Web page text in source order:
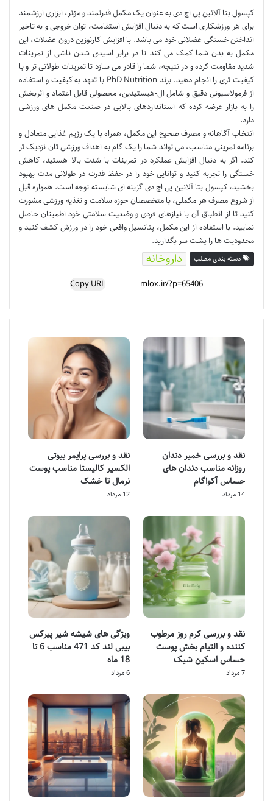
کپسول بتا آلانین پی اچ دی به عنوان یک مکمل قدرتمند و مؤثر، ابزاری ارزشمند
برای هر ورزشکاری است که به دنبال افزایش استقامت، توان خروجی و به تاخیر
انداختن خستگی عضلانی خود می باشد. با افزایش کارنوزین درون عضلات، این
مکمل به بدن شما کمک می کند تا در برابر اسیدی شدن ناشی از تمرینات
شدید مقاومت کرده و در نتیجه، شما را قادر می سازد تا تمرینات طولانی تر و با
کیفیت تری را انجام دهید. برند PhD Nutrition با تعهد به کیفیت و استفاده
از فرمولاسیونی دقیق و شامل ال-هیستیدین، محصولی قابل اعتماد و اثربخش
را به بازار عرضه کرده که استانداردهای بالایی در صنعت مکمل های ورزشی
دارد.
انتخاب آگاهانه و مصرف صحیح این مکمل، همراه با یک رژیم غذایی متعادل و
برنامه تمرینی مناسب، می تواند شما را یک گام به اهداف ورزشی تان نزدیک تر
کند. اگر به دنبال افزایش عملکرد در تمرینات با شدت بالا هستید، کاهش
خستگی را تجربه کنید و توانایی خود را در حفظ قدرت در طولانی مدت بهبود
بخشید، کپسول بتا آلانین پی اچ دی گزینه ای شایسته توجه است. همواره قبل
از شروع مصرف هر مکملی، با متخصصان حوزه سلامت و تغذیه ورزشی مشورت
کنید تا از انطباق آن با نیازهای فردی و وضعیت سلامتی خود اطمینان حاصل
نمایید. با استفاده از این مکمل، پتانسیل واقعی خود را در ورزش کشف کنید و
محدودیت ها را پشت سر بگذارید.
دسته بندی مطلب داروخانه
Copy URL
نقد و بررسی خمیر دندان
روزانه مناسب دندان های
حساس آکواگام
14 مرداد
نقد و بررسی پرایمر بیوتی
الکسیر کالیستا مناسب پوست
نرمال تا خشک
12 مرداد
نقد و بررسی کرم روز مرطوب
کننده و التیام بخش پوست
حساس اسکین شیک
7 مرداد
ویژگی های شیشه شیر پیرکس
بیبی لند کد 471 مناسب 6 تا
18 ماه
6 مرداد